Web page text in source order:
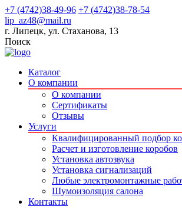
+7 (4742)38-49-96 +7 (4742)38-78-54
lip_az48@mail.ru
г. Липецк, ул. Стаханова, 13
Поиск
Каталог
О компании
О компании
Сертификаты
Отзывы
Услуги
Квалифицированный подбор
Расчет и изготовление коробов
Установка автозвука
Установка сигнализаций
Любые электромонтажные
Шумоизоляция салона
Контакты